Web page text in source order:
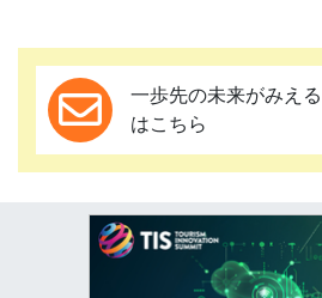
一歩先の未来がみえ
はこちら